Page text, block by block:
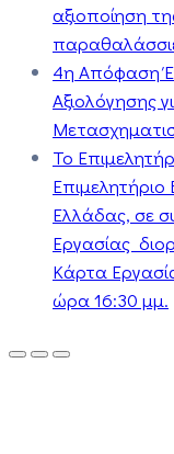
αξιοποίηση
4η Απόφαση
Αξιολόγησης
Το
Ελλάδας, σε
Εργασίας
Κάρτα
ώρα 16:30 μμ.